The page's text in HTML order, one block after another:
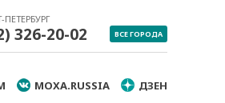
ПЕТЕРБУРГ
326-20-02 ВСЕ ГОРОДА
MOXA.RUSSIA ДЗЕН